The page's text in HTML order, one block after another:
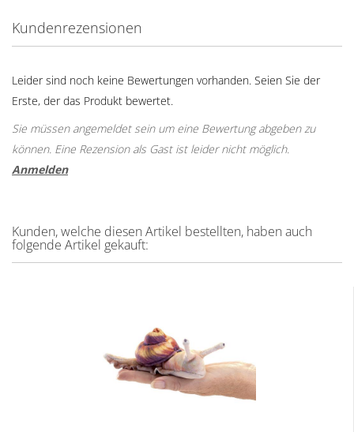
Kundenrezensionen
Leider sind noch keine Bewertungen vorhanden. Seien Sie der
Erste, der das Produkt bewertet.
Sie müssen angemeldet sein um eine Bewertung abgeben zu
können. Eine Rezension als Gast ist leider nicht möglich.
Anmelden
Kunden, welche diesen Artikel bestellten, haben auch
folgende Artikel gekauft: